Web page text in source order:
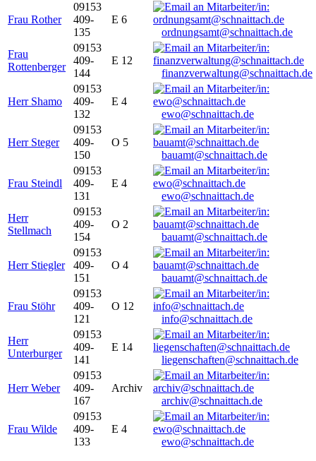
Frau Rother
09153
409-
135
E 6
ordnungsamt@schnaittach.de
Frau
Rottenberger
09153
409-
144
E 12
finanzverwaltung@schnaittach.de
Herr Shamo
09153
409-
132
E 4
ewo@schnaittach.de
Herr Steger
09153
409-
150
O 5
bauamt@schnaittach.de
Frau Steindl
09153
409-
131
E 4
ewo@schnaittach.de
Herr
Stellmach
09153
409-
154
O 2
bauamt@schnaittach.de
Herr Stiegler
09153
409-
151
O 4
bauamt@schnaittach.de
Frau Stöhr
09153
409-
121
O 12
info@schnaittach.de
Herr
Unterburger
09153
409-
141
E 14
liegenschaften@schnaittach.de
Herr Weber
09153
409-
167
Archiv
archiv@schnaittach.de
Frau Wilde
09153
409-
133
E 4
ewo@schnaittach.de